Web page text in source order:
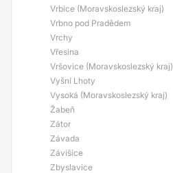
Vrbice (Moravskoslezský kraj)
Vrbno pod Pradědem
Vrchy
Vřesina
Vršovice (Moravskoslezský kraj)
Vyšní Lhoty
Vysoká (Moravskoslezský kraj)
Žabeň
Zátor
Závada
Závišice
Zbyslavice